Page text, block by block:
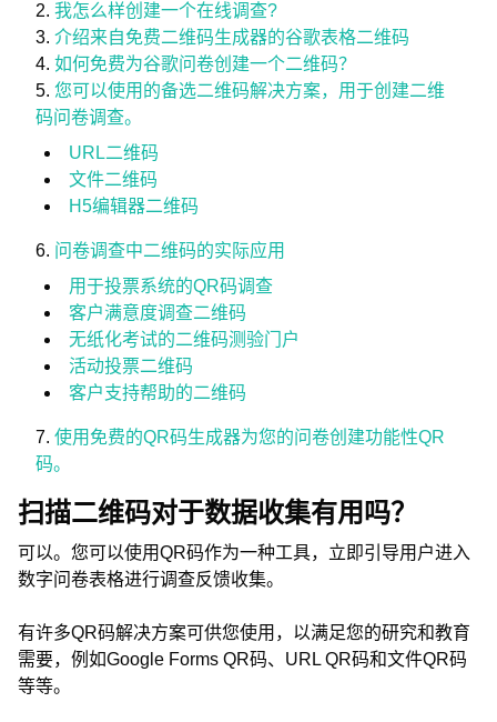
我怎么样创建一个在线调查?
介绍来自免费二维码生成器的谷歌表格二维码
如何免费为谷歌问卷创建一个二维码？
您可以使用的备选二维码解决方案，用于创建二维
码问卷调查。
URL二维码
文件二维码
H5编辑器二维码
问卷调查中二维码的实际应用
用于投票系统的QR码调查
客户满意度调查二维码
无纸化考试的二维码测验门户
活动投票二维码
客户支持帮助的二维码
使用免费的QR码生成器为您的问卷创建功能性QR
码。
扫描二维码对于数据收集有用吗？
可以。您可以使用QR码作为一种工具，立即引导用户进入
数字问卷表格进行调查反馈收集。
有许多QR码解决方案可供您使用，以满足您的研究和教育
需要，例如Google Forms QR码、URL QR码和文件QR码
等等。